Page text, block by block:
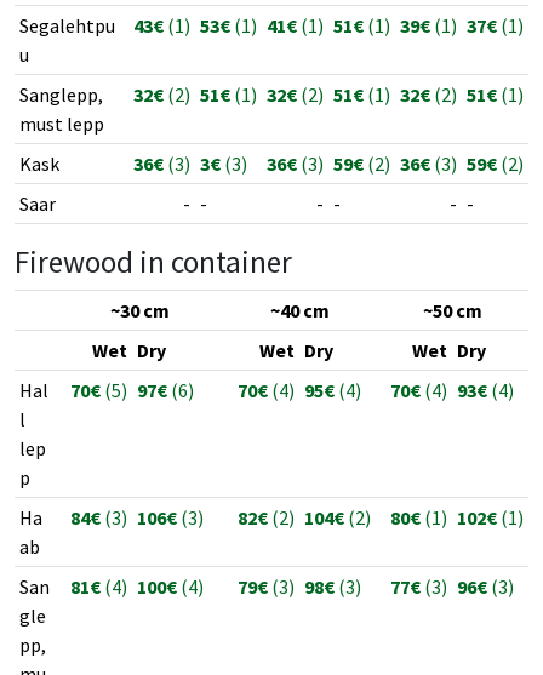
Segalehtpu
u
43€ (1) 53€ (1) 41€ (1) 51€ (1) 39€ (1) 37€ (1)
Sanglepp,
must lepp
32€ (2) 51€ (1) 32€ (2) 51€ (1) 32€ (2) 51€ (1)
Kask 36€ (3) 3€ (3) 36€ (3) 59€ (2) 36€ (3) 59€ (2)
Saar
- - - - - -
Firewood in container
~30 cm ~40 cm
~50 cm
Wet Dry Wet Dry Wet Dry
Hal
l
lep
p
70€ (5) 97€ (6) 70€ (4) 95€ (4) 70€ (4) 93€ (4)
Ha
ab
84€ (3) 106€ (3) 82€ (2) 104€ (2) 80€ (1) 102€ (1)
San
gle
pp,
81€ (4) 100€ (4) 79€ (3) 98€ (3) 77€ (3) 96€ (3)